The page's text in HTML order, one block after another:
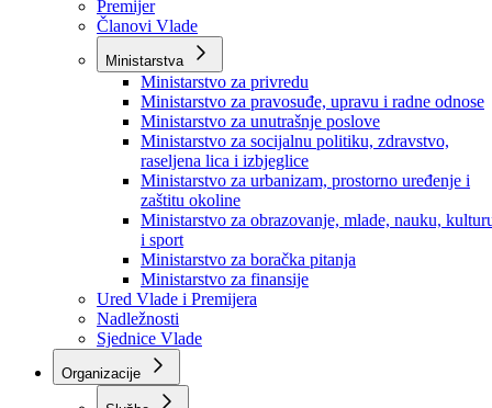
Vlada
Vlada BPK Goražde
Premijer
Članovi Vlade
Ministarstva
Ministarstvo za privredu
Ministarstvo za pravosuđe, upravu i radne odnose
Ministarstvo za unutrašnje poslove
Ministarstvo za socijalnu politiku, zdravstvo,
raseljena lica i izbjeglice
Ministarstvo za urbanizam, prostorno uređenje i
zaštitu okoline
Ministarstvo za obrazovanje, mlade, nauku,
i sport
Ministarstvo za boračka pitanja
Ministarstvo za finansije
Ured Vlade i Premijera
Nadležnosti
Sjednice Vlade